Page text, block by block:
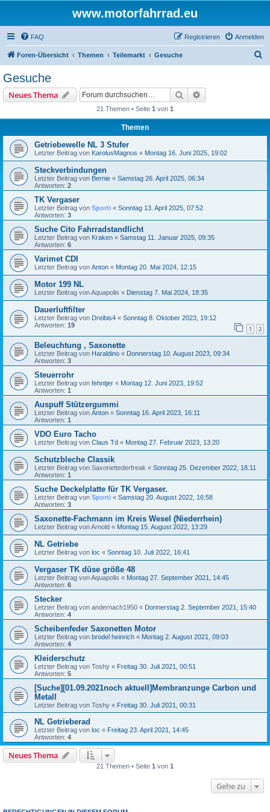
www.motorfahrrad.eu
FAQ Anmelden
Registrieren
Foren-Übersicht Themen Teilemarkt Gesuche
Gesuche
Neues Thema Suche
21 Themen • Seite 1 von 1
Themen
Getriebewelle NL 3 Stufer
Letzter Beitrag von KarolusMagnus « Montag 16. Juni 2025, 19:02
Steckverbindungen
Letzter Beitrag von Bernie « Samstag 26. April 2025, 06:34
Antworten: 2
TK Vergaser
Letzter Beitrag von Sporti « Sonntag 13. April 2025, 07:52
Antworten: 3
Suche Cito Fahrradstandlicht
Letzter Beitrag von Kraken « Samstag 11. Januar 2025, 09:35
Antworten: 6
Varimet CDI
Letzter Beitrag von Anton « Montag 20. Mai 2024, 12:15
Motor 199 NL
Letzter Beitrag vonAquapolis « Dienstag 7. Mai 2024, 18:35
Dauerluftfilter
Letzter Beitrag von Dreibis4 « Sonntag 8. Oktober 2023, 19:12
Antworten: 19 1 2
Beleuchtung , Saxonette
Letzter Beitrag von Haraldino « Donnerstag 10. August 2023, 09:34
Antworten: 3
Steuerrohr
Letzter Beitrag von fehntjer « Montag 12. Juni 2023, 19:52
Antworten: 1
Auspuff Stützergummi
Letzter Beitrag von Anton « Sonntag 16. April 2023, 16:11
Antworten: 1
VDO Euro Tacho
Letzter Beitrag von Claus Td « Montag 27. Februar 2023, 13:20
Schutzbleche Classik
Letzter Beitrag von Saxonettederfreak « Sonntag 25. Dezember 2022, 18:11
Antworten: 1
Suche Deckelplatte für TK Vergaser.
Letzter Beitrag von Sporti « Samstag 20. August 2022, 16:58
Antworten: 3
Saxonette-Fachmann im Kreis Wesel (Niederrhein)
Letzter Beitrag vonArnold « Montag 15. August 2022, 13:29
NL Getriebe
Letzter Beitrag von loc « Sonntag 10. Juli 2022, 16:41
Vergaser TK düse größe 48
Letzter Beitrag vonAquapolis « Montag 27. September 2021, 14:45
Antworten: 6
Stecker
Letzter Beitrag von andernach1950 « Donnerstag 2. September 2021, 15:40
Antworten: 4
Scheibenfeder Saxonetten Motor
Letzter Beitrag von brodel heinrich « Montag 2. August 2021, 09:03
Antworten: 4
Kleiderschutz
Letzter Beitrag von Toshy « Freitag 30. Juli 2021, 00:51
Antworten: 5
[Suche][01.09.2021noch aktuell]Membranzunge Carbon und
Metall
Letzter Beitrag von Toshy « Freitag 30. Juli 2021, 00:31
NL Getrieberad
Letzter Beitrag von loc « Freitag 23. April 2021, 14:45
Antworten: 4
Neues Thema
21 Themen • Seite 1 von 1
Gehe zu